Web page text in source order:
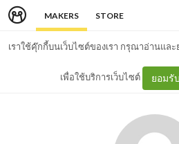
MAKERS STORE
เราใช้คุ๊กกี้บนเว็บไซต์ของเรา กรุณาอ่านแล
เพื่อใช้บริการเว็บไซต์ ยอมรับ